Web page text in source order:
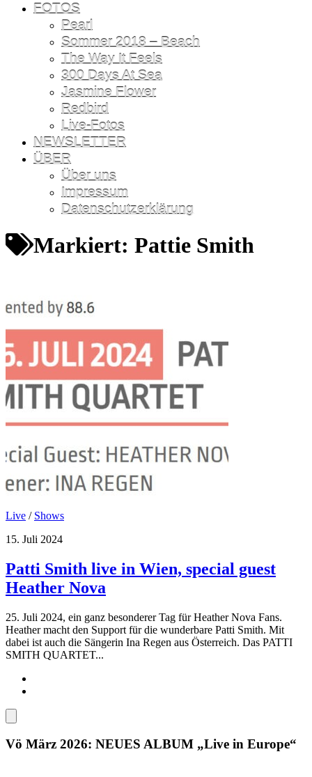
FOTOS
Pearl
Sommer 2018 – Beach
The Way It Feels
300 Days At Sea
Jasmine Flower
Redbird
Live-Fotos
NEWSLETTER
ÜBER
Über uns
Impressum
Datenschutzerklärung
Markiert: Pattie Smith
Live / Shows
15. Juli 2024
Patti Smith live in Wien, special guest
Heather Nova
25. Juli 2024, ein ganz besonderer Tag für Heather Nova Fans.
Heather macht den Support für die wunderbare Patti Smith. Mit
dabei ist auch die Sängerin Ina Regen aus Österreich. Das PATTI
SMITH QUARTET...
Vö März 2026: NEUES ALBUM „Live in Europe“